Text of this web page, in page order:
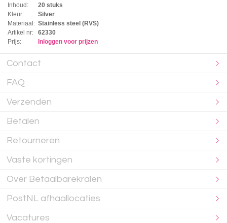
Inhoud:
20 stuks
Kleur:
Silver
Materiaal: Stainless steel (RVS)
Artikel nr:
62330
Prijs:
Inloggen voor prijzen
Contact
FAQ
Verzenden
Betalen
Retourneren
Vaste kortingen
Over Betaalbarekralen
PostNL afhaallocaties
Vacatures